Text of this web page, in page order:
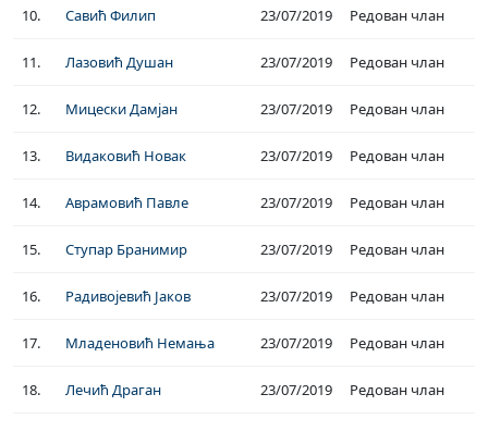
10. Савић Филип 23/07/2019 Редован члан
11. Лазовић Душан 23/07/2019 Редован члан
12. Мицески Дамјан 23/07/2019 Редован члан
13. Видаковић Новак 23/07/2019 Редован члан
14. Аврамовић Павле 23/07/2019 Редован члан
15. Ступар Бранимир 23/07/2019 Редован члан
16. Радивојевић Јаков 23/07/2019 Редован члан
17. Младеновић Немања 23/07/2019 Редован члан
18. Лечић Драган 23/07/2019 Редован члан